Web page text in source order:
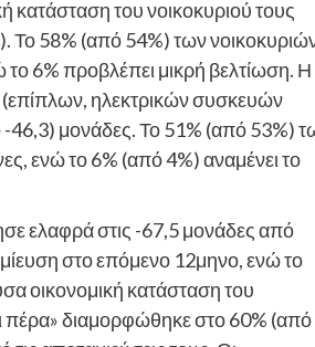
κατάσταση του νοικοκυριού τους
Το 58% (από 54%) των
το 6% προβλέπει μικρή βελτίωση. Η
ηλεκτρικών συσκευών
-46,3) μονάδες. Το 51% (από 53%)
ενώ το 6% (από 4%) αναμένει το
ελαφρά στις -67,5 μονάδες από
στο επόμενο 12μηνο, ενώ το
οικονομική κατάσταση του
πέρα» διαμορφώθηκε στο 60% (από